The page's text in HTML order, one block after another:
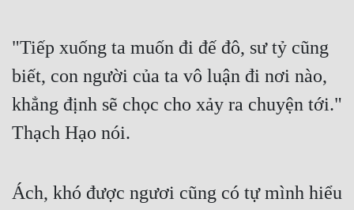
"Tiếp xuống ta muốn đi đế đô, sư tỷ cũng
biết, con người của ta vô luận đi nơi nào,
khẳng định sẽ chọc cho xảy ra chuyện tới."
Thạch Hạo nói.
Ách, khó được ngươi cũng có tự mình hiểu